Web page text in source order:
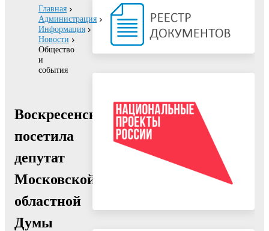
Главная
Администрация
Информация
Новости
Общество
и
события
Воскресенск
посетила
депутат
Московской
областной
Думы